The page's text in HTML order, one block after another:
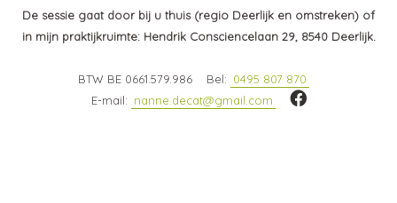
De sessie gaat door bij u thuis (regio Deerlijk en omstreken) of
in mijn praktijkruimte: Hendrik Consciencelaan 29, 8540 Deerlijk.
BTW BE 0661.579.986 Bel: 0495 807 870
E-mail: nanne.decat@gmail.com